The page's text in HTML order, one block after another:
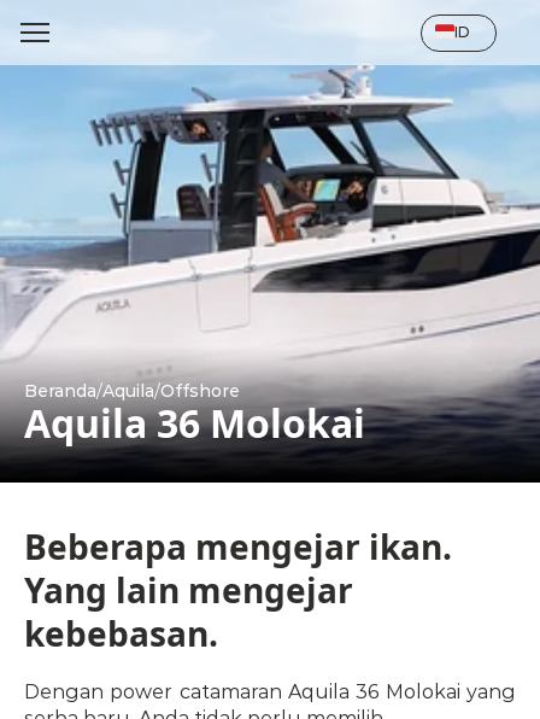
Select Language
ID
Beranda/Aquila/Offshore
Aquila 36 Molokai
Beberapa mengejar ikan.
Yang lain mengejar
kebebasan.
Dengan power catamaran Aquila 36 Molokai yang